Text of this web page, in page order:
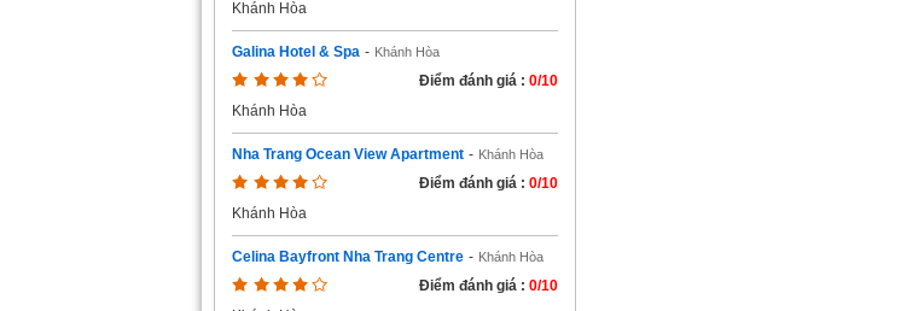
Khánh Hòa
Galina Hotel & Spa - Khánh Hòa
Điểm đánh giá : 0/10
Khánh Hòa
Nha Trang Ocean View Apartment - Khánh Hòa
Điểm đánh giá : 0/10
Khánh Hòa
Celina Bayfront Nha Trang Centre - Khánh Hòa
Điểm đánh giá : 0/10